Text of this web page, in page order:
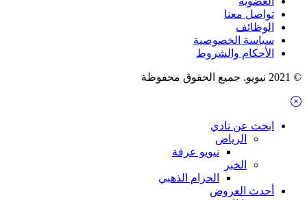
تواصل معنا
الوظائف
سياسة الخصوصية
الأحكام والشروط
© 2021 نيويو. جميع الحقوق محفوظة
ابحث عن نادي
الرياض
نيويو عرقة
الخبر
الحزام الذهبي
أحدث العروض